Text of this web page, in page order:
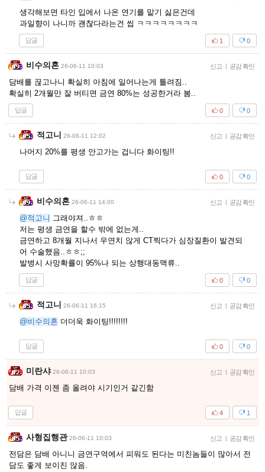
생각해보면 타인 입에서 나온 연기를 맡기 싫은건데
과일향이 나니까 괜찮다라는건 씹 ㅋㅋㅋㅋㅋㅋㅋㅋ
답글 0
1
비수의혼 26-06-11 10:03 신고 | 공감 확인
담배를 끊고나니 확실히 아침에 일어나는게 틀려짐..
확실히 2개월만 잘 버티면 금연 80%는 성공한거라 봄..
답글 0
0
적고니 26-06-11 12:02 신고 | 공감 확인
나머지 20%를 평생 안고가는 겁니다 화이팅!!
답글 0
0
비수의혼 26-06-11 14:00 신고 | 공감 확인
@적고니 그래야져..ㅎㅎ
저는 평생 금연을 할수 밖에 없는게..
금연하고 8개월 지나서 우연치 않게 CT찍다가 심장질환이 발견되
어 수술했음..ㅎㅎ;;
발병시 사망확률이 95%나 되는 상행대동맥류..
답글 0
0
적고니 26-06-11 16:15 신고 | 공감 확인
@비수의혼 더더욱 화이팅!!!!!!!!
답글 0
0
미란샤 26-06-11 10:03 신고 | 공감 확인
담배 가격 이젠 좀 올려야 시기인거 같긴함
답글 1
4
사형집행관 26-06-11 10:03 신고 | 공감 확인
전담은 담배 아니니 금연구역에서 피워도 된다는 미친놈들이 많아서 전
담도 좋게 보이진 않음.